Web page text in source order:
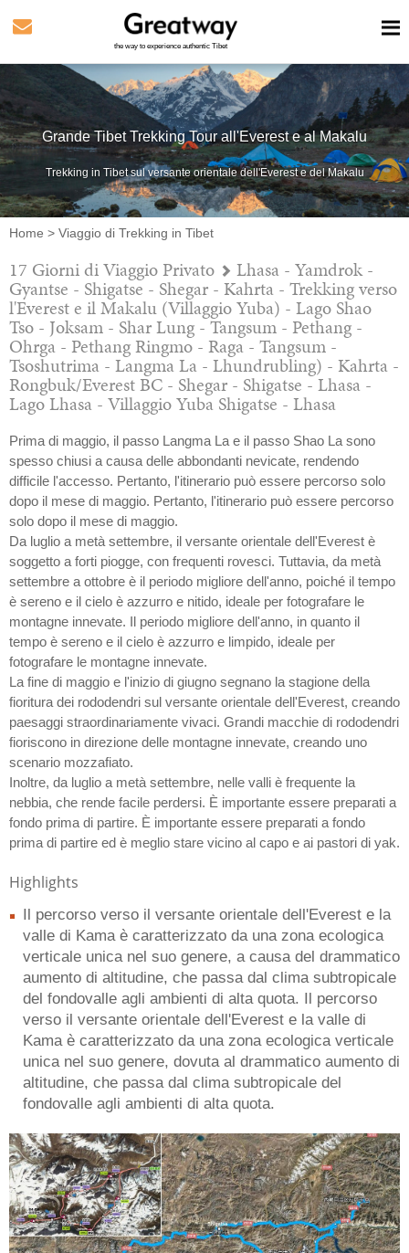
the way to experience authentic Tibet
Grande Tibet Trekking Tour all'Everest e al Makalu
Trekking in Tibet sul versante orientale dell'Everest e del Makalu
Home > Viaggio di Trekking in Tibet
17 Giorni di Viaggio Privato Lhasa - Yamdrok -
Gyantse - Shigatse - Shegar - Kahrta - Trekking verso
l'Everest e il Makalu (Villaggio Yuba) - Lago Shao
Tso - Joksam - Shar Lung - Tangsum - Pethang -
Ohrga - Pethang Ringmo - Raga - Tangsum -
Tsoshutrima - Langma La - Lhundrubling) - Kahrta -
Rongbuk/Everest BC - Shegar - Shigatse - Lhasa -
Lago Lhasa - Villaggio Yuba Shigatse - Lhasa
Prima di maggio, il passo Langma La e il passo Shao La sono
spesso chiusi a causa delle abbondanti nevicate, rendendo
difficile l'accesso. Pertanto, l'itinerario può essere percorso solo
dopo il mese di maggio. Pertanto, l'itinerario può essere percorso
solo dopo il mese di maggio.
Da luglio a metà settembre, il versante orientale dell'Everest è
soggetto a forti piogge, con frequenti rovesci. Tuttavia, da metà
settembre a ottobre è il periodo migliore dell'anno, poiché il tempo
è sereno e il cielo è azzurro e nitido, ideale per fotografare le
montagne innevate. Il periodo migliore dell'anno, in quanto il
tempo è sereno e il cielo è azzurro e limpido, ideale per
fotografare le montagne innevate.
La fine di maggio e l'inizio di giugno segnano la stagione della
fioritura dei rododendri sul versante orientale dell'Everest, creando
paesaggi straordinariamente vivaci. Grandi macchie di rododendri
fioriscono in direzione delle montagne innevate, creando uno
scenario mozzafiato.
Inoltre, da luglio a metà settembre, nelle valli è frequente la
nebbia, che rende facile perdersi. È importante essere preparati a
fondo prima di partire. È importante essere preparati a fondo
prima di partire ed è meglio stare vicino al capo e ai pastori di yak.
Highlights
Il percorso verso il versante orientale dell'Everest e la
valle di Kama è caratterizzato da una zona ecologica
verticale unica nel suo genere, a causa del drammatico
aumento di altitudine, che passa dal clima subtropicale
del fondovalle agli ambienti di alta quota. Il percorso
verso il versante orientale dell'Everest e la valle di
Kama è caratterizzato da una zona ecologica verticale
unica nel suo genere, dovuta al drammatico aumento di
altitudine, che passa dal clima subtropicale del
fondovalle agli ambienti di alta quota.